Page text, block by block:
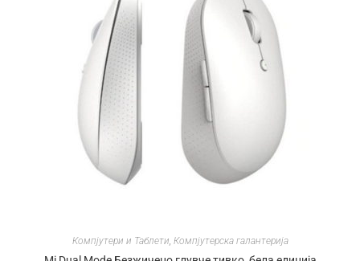
Компјутери и Таблети Компјутерска галантерија